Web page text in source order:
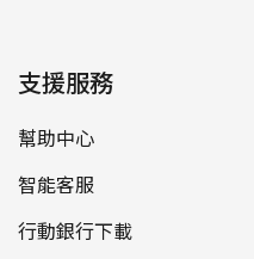
支援服務
幫助中心
智能客服
行動銀行下載